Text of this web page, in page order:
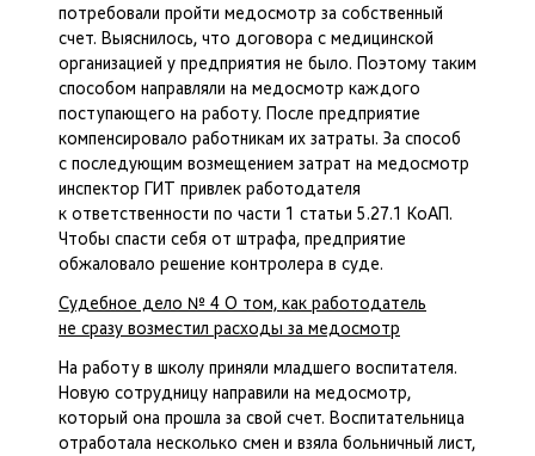
потребовали пройти медосмотр за собственный
счет. Выяснилось, что договора с медицинской
организацией у предприятия не было. Поэтому таким
способом направляли на медосмотр каждого
поступающего на работу. После предприятие
компенсировало работникам их затраты. За способ
с последующим возмещением затрат на медосмотр
инспектор ГИТ привлек работодателя
к ответственности по части 1 статьи 5.27.1 КоАП.
Чтобы спасти себя от штрафа, предприятие
обжаловало решение контролера в суде.
Судебное дело № 4 О том, как работодатель
не сразу возместил расходы за медосмотр
На работу в школу приняли младшего воспитателя.
Новую сотрудницу направили на медосмотр,
который она прошла за свой счет. Воспитательница
отработала несколько смен и взяла больничный лист,